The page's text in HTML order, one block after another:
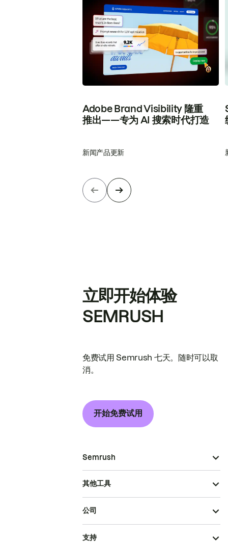
Adobe Brand Visibility 隆重
推出——专为 AI 搜索时代打造
新闻产品更新
立即开始体验
SEMRUSH
免费试用 Semrush 七天。随时可以取
消。
开始免费试用
Semrush
其他工具
公司
支持